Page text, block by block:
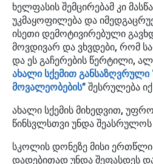
ხელფასის შემცირებამ კი
უკმაყოფილება და
ისეთი დემოტივირებული
მოვდივარ და ვხვდები, რომ
და ეს გაჩერების წერტილი,
ახალი სქემით განსაზღვრული
მოვალეობების” შესრულება
ახალი სქემის მიხედვით,
წინსვლსთვი უნდა შეასრულოს
სკოლის დონეზე მისი
დადებითად უნდა შეფასდეს